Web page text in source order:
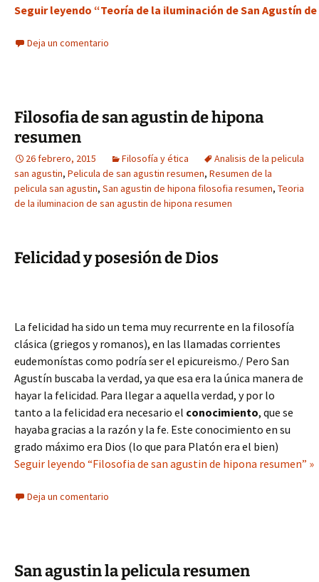
Seguir leyendo “Teoría de la iluminación de San Agustín
Deja un comentario
Filosofia de san agustin de hipona
resumen
26 febrero, 2015 Filosofía y ética
Analisis de la pelicula
san agustin, Pelicula de san agustin resumen, Resumen de la
pelicula san agustin, San agustin de hipona filosofia resumen, Teoria
de la iluminacion de san agustin de hipona resumen
Felicidad y posesión de Dios
La felicidad ha sido un tema muy recurrente en la filosofía
clásica (griegos y romanos), en las llamadas corrientes
eudemonístas como podría ser el epicureismo./ Pero San
Agustín buscaba la verdad, ya que esa era la única manera de
hayar la felicidad. Para llegar a aquella verdad, y por lo
tanto a la felicidad era necesario el conocimiento, que se
hayaba gracias a la razón y la fe. Este conocimiento en su
grado máximo era Dios (lo que para Platón era el bien)
Seguir leyendo “Filosofia de san agustin de hipona resumen” »
Deja un comentario
San agustin la pelicula resumen